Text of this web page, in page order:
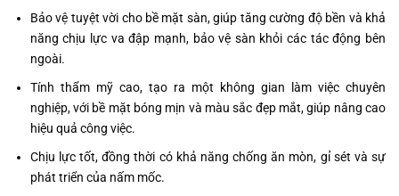
Bảo vệ tuyệt vời cho bề mặt sàn, giúp tăng cường độ bền và khả
năng chịu lực va đập mạnh, bảo vệ sàn khỏi các tác động bên
ngoài.
Tính thẩm mỹ cao, tạo ra một không gian làm việc chuyên
nghiệp, với bề mặt bóng mịn và màu sắc đẹp mắt, giúp nâng cao
hiệu quả công việc.
Chịu lực tốt, đồng thời có khả năng chống ăn mòn, gỉ sét và sự
phát triển của nấm mốc.